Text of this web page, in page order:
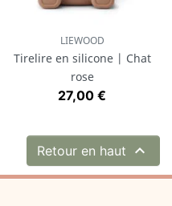
LIEWOOD
Tirelire en silicone | Chat
rose
Prix
27,00 €
Retour en haut 